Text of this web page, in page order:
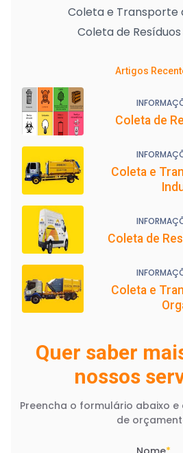
Coleta e Transporte
Coleta de
Artigos
Coleta de
Coleta e
Coleta de
Coleta e
Quer saber
nossos
Preencha o formulário abaixo
de